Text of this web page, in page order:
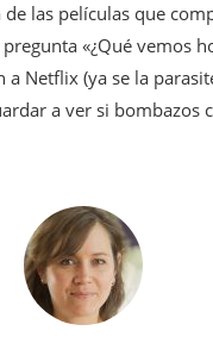
las películas que
«¿Qué vemos
Netflix (ya se la
a ver si bombazos